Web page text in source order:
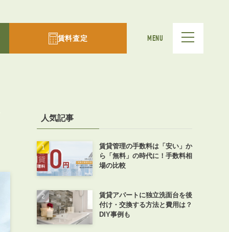
賃料査定 MENU
人気記事
賃貸管理の手数料は「安い」か
ら「無料」の時代に！手数料相
場の比較
賃貸アパートに独立洗面台を後
付け・交換する方法と費用は？
DIY事例も